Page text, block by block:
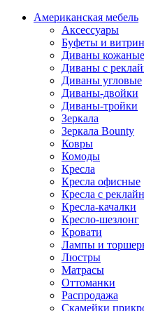
Американская мебель
Аксессуары
Буфеты и
Диваны кожаные
Диваны с
Диваны угловые
Диваны-двойки
Диваны-тройки
Зеркала
Зеркала Bounty
Ковры
Комоды
Кресла
Кресла офисные
Кресла с
Кресла-качалки
Кресло-шезлонг
Кровати
Лампы и
Люстры
Матрасы
Оттоманки
Распродажа
Скамейки